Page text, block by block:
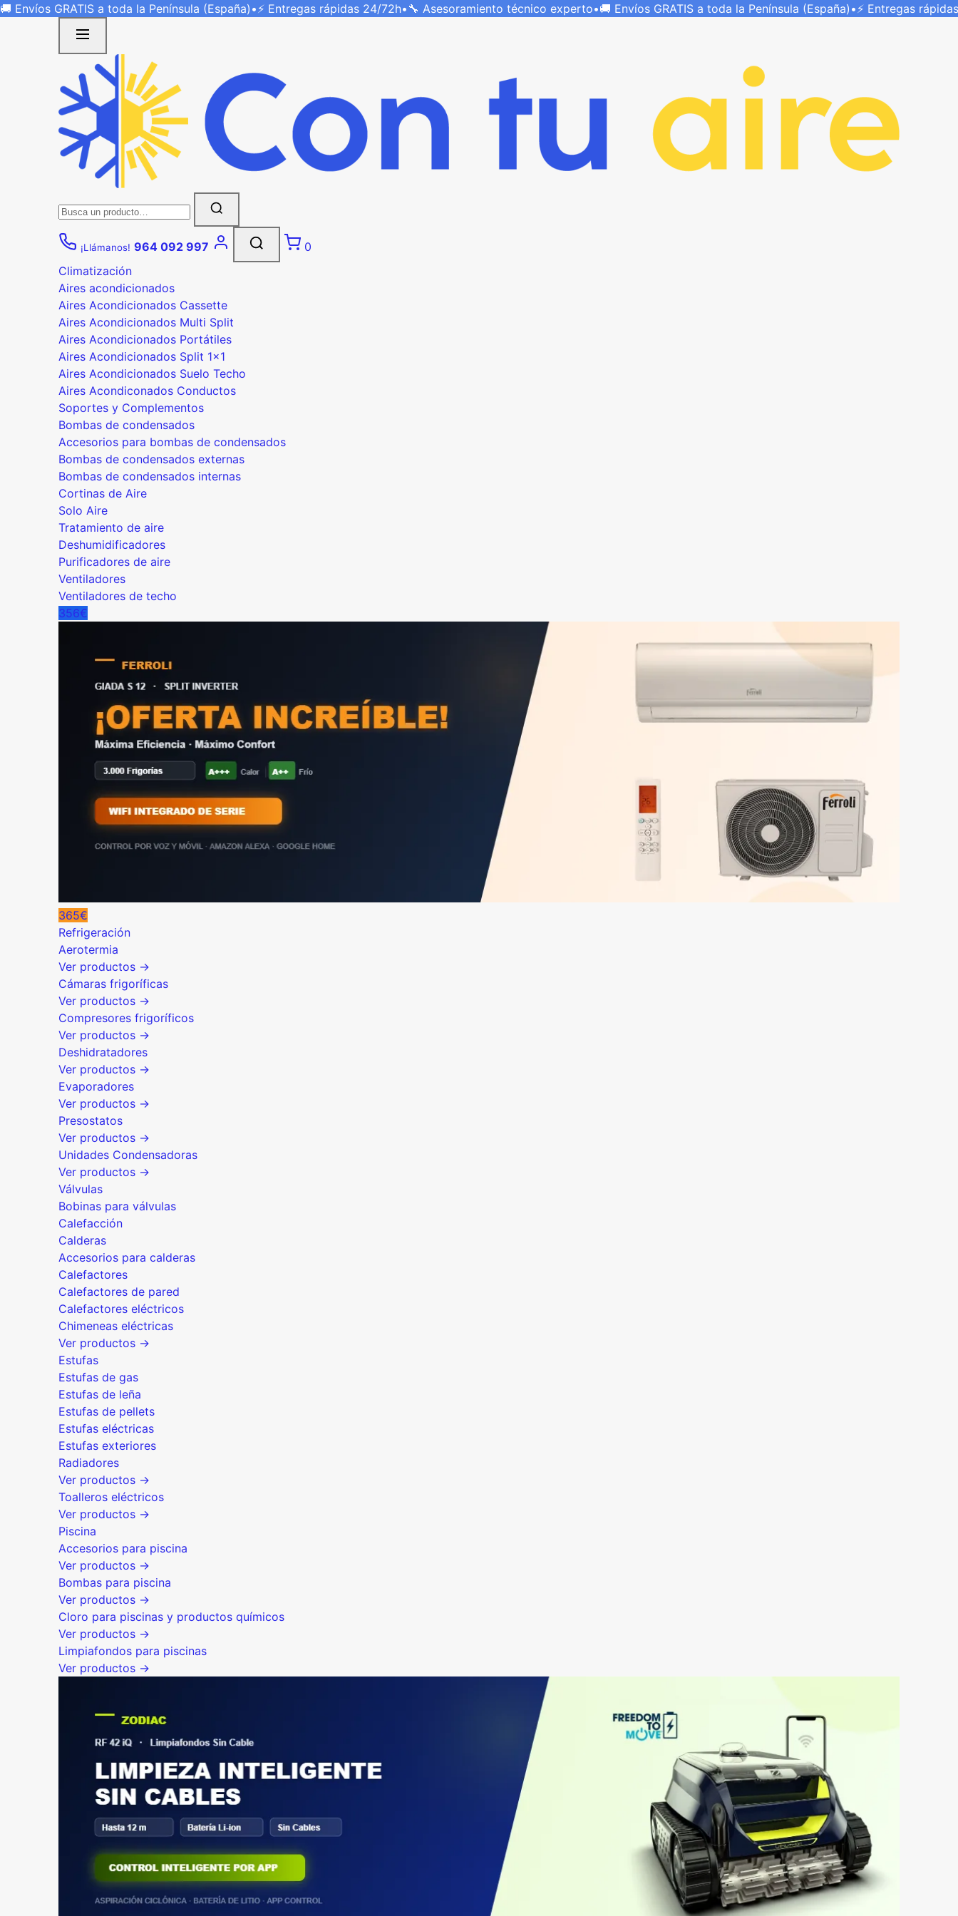
Saltar
🚚 Envíos GRATIS a toda la Península (España) •⚡ Entregas rápidas 24/72h• 🔧 Asesoramiento técnico experto•🚚 Envíos GRATIS a toda la Península (España) •⚡ Entregas
¡Llámanos! 964 092 997
0
Climatización
Aires acondicionados
Aires Acondicionados Cassette
Aires Acondicionados Multi Split
Aires Acondicionados Portátiles
Aires Acondicionados Split 1x1
Aires Acondicionados Suelo Techo
Aires Acondiconados Conductos
Soportes y Complementos
Bombas de condensados
Accesorios para bombas de condensados
Bombas de condensados externas
Bombas de condensados internas
Cortinas de Aire
Solo Aire
Tratamiento de aire
Deshumidificadores
Purificadores de aire
Ventiladores
Ventiladores de techo
356€
365€
Refrigeración
Aerotermia
Ver productos →
Cámaras frigoríficas
Ver productos →
Compresores frigoríficos
Ver productos →
Deshidratadores
Ver productos →
Evaporadores
Ver productos →
Presostatos
Ver productos →
Unidades Condensadoras
Ver productos →
Válvulas
Bobinas para válvulas
Calefacción
Calderas
Accesorios para calderas
Calefactores
Calefactores de pared
Calefactores eléctricos
Chimeneas eléctricas
Ver productos →
Estufas
Estufas de gas
Estufas de leña
Estufas de pellets
Estufas eléctricas
Estufas exteriores
Radiadores
Ver productos →
Toalleros eléctricos
Ver productos →
Piscina
Accesorios para piscina
Ver productos →
Bombas para piscina
Ver productos →
Cloro para piscinas y productos químicos
Ver productos →
Limpiafondos para piscinas
Ver productos →